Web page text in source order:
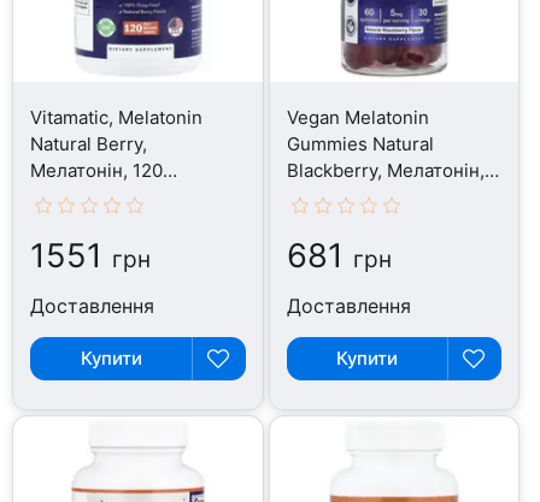
Vitamatic, Melatonin
Natural Berry,
Мелатонін, 120
таблеток
1551 грн
Доставлення
Купити
Vegan Melatonin
Gummies Natural
Blackberry, Мелатонін,
60 таблеток
681 грн
Доставлення
Купити